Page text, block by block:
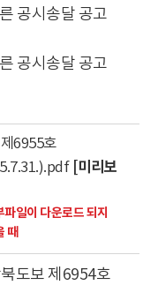
공시송달 공고
공시송달 공고
6955호
[미리보
파일이 다운로드 되지
때
도보 제6954호